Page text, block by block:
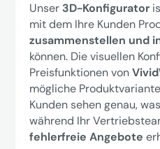
Unser 3D-Konfigurator
mit dem Ihre Kunden
zusammenstellen und
können. Die visuellen
Preisfunktionen von
mögliche
Kunden sehen genau,
während Ihr
fehlerfreie Angebote